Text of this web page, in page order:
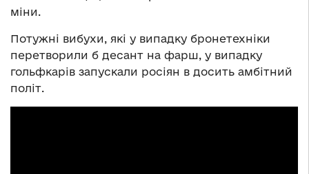
міни.
Потужні вибухи, які у випадку бронетехніки
перетворили б десант на фарш, у випадку
гольфкарів запускали росіян в досить амбітний
політ.